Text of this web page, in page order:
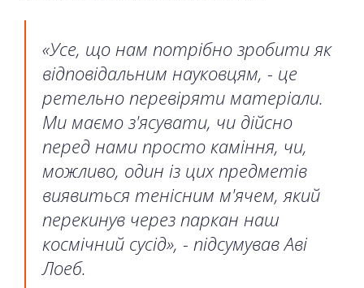
«Усе, що нам потрібно зробити як
відповідальним науковцям, - це
ретельно перевіряти матеріали.
Ми маємо з'ясувати, чи дійсно
перед нами просто каміння, чи,
можливо, один із цих предметів
виявиться тенісним м'ячем, який
перекинув через паркан наш
космічний сусід», - підсумував Аві
Лоеб.